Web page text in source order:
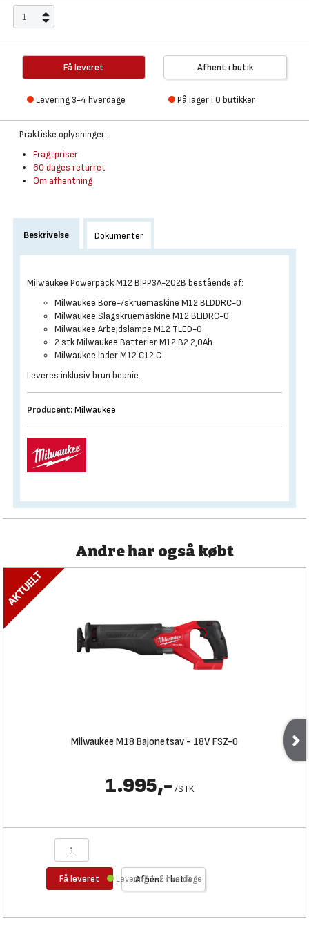
Få leveret
Levering 3-4 hverdage
Afhent i butik
På lager i 0 butikker
Praktiske oplysninger:
Fragtpriser
60 dages returret
Om afhentning
Beskrivelse Dokumenter
Milwaukee Powerpack M12 BlPP3A-202B bestående af:
Milwaukee Bore-/skruemaskine M12 BLDDRC-0
Milwaukee Slagskruemaskine M12 BLIDRC-0
Milwaukee Arbejdslampe M12 TLED-0
2 stk Milwaukee Batterier M12 B2 2,0Ah
Milwaukee lader M12 C12 C
Leveres inklusiv brun beanie.
Producent:Milwaukee
Andre har også købt
Milwaukee M18 Bajonetsav - 18V FSZ-0
1.995,- /STK
Få leveret Afhent i butik
Levering 1-2 hverdage